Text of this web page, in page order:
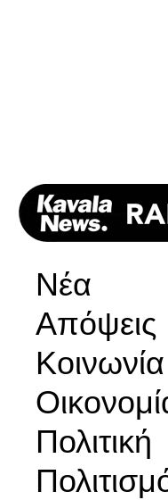
Νέα
Απόψεις
Κοινωνία
Πολιτική